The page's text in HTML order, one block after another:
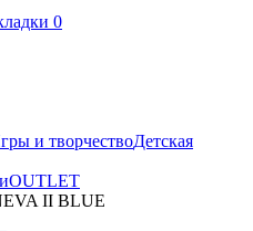
0
и творчествоДетская
OUTLET
II BLUE